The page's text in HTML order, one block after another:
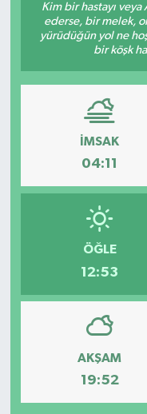
Kim bir hastayı
ederse, bir melek,
yürüdüğün yol ne
bir köşk
İMSAK
04:11
ÖĞLE
12:53
AKŞAM
19:52